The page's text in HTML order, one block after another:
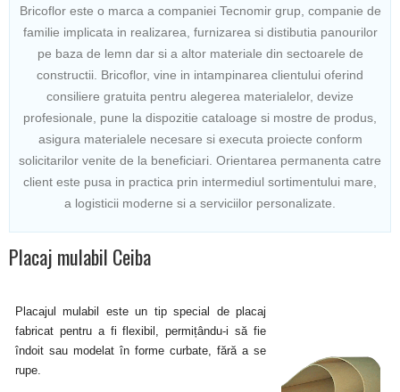
Bricoflor este o marca a companiei Tecnomir grup, companie de
familie implicata in realizarea, furnizarea si distibutia panourilor
pe baza de lemn dar si a altor materiale din sectoarele de
constructii. Bricoflor, vine in intampinarea clientului oferind
consiliere gratuita pentru alegerea materialelor, devize
profesionale, pune la dispozitie cataloage si mostre de produs,
asigura materialele necesare si executa proiecte conform
solicitarilor venite de la beneficiari. Orientarea permanenta catre
client este pusa in practica prin intermediul sortimentului mare,
a logisticii moderne si a serviciilor personalizate.
Placaj mulabil Ceiba
Placajul mulabil este un tip special de placaj
fabricat pentru a fi flexibil, permițându-i să fie
îndoit sau modelat în forme curbate, fără a se
rupe.